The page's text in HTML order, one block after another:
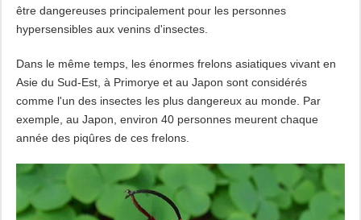
être dangereuses principalement pour les personnes
hypersensibles aux venins d'insectes.
Dans le même temps, les énormes frelons asiatiques vivant en
Asie du Sud-Est, à Primorye et au Japon sont considérés
comme l'un des insectes les plus dangereux au monde. Par
exemple, au Japon, environ 40 personnes meurent chaque
année des piqûres de ces frelons.